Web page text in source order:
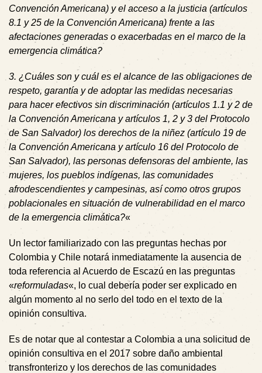
Convención Americana) y el acceso a la justicia (artículos
8.1 y 25 de la Convención Americana) frente a las
afectaciones generadas o exacerbadas en el marco de la
emergencia climática?
3. ¿Cuáles son y cuál es el alcance de las obligaciones de
respeto, garantía y de adoptar las medidas necesarias
para hacer efectivos sin discriminación (artículos 1.1 y 2 de
la Convención Americana y artículos 1, 2 y 3 del Protocolo
de San Salvador) los derechos de la niñez (artículo 19 de
la Convención Americana y artículo 16 del Protocolo de
San Salvador), las personas defensoras del ambiente, las
mujeres, los pueblos indígenas, las comunidades
afrodescendientes y campesinas, así como otros grupos
poblacionales en situación de vulnerabilidad en el marco
de la emergencia climática?«
Un lector familiarizado con las preguntas hechas por
Colombia y Chile notará inmediatamente la ausencia de
toda referencia al Acuerdo de Escazú en las preguntas
«reformuladas«, lo cual debería poder ser explicado en
algún momento al no serlo del todo en el texto de la
opinión consultiva.
Es de notar que al contestar a Colombia a una solicitud de
opinión consultiva en el 2017 sobre daño ambiental
transfronterizo y los derechos de las comunidades